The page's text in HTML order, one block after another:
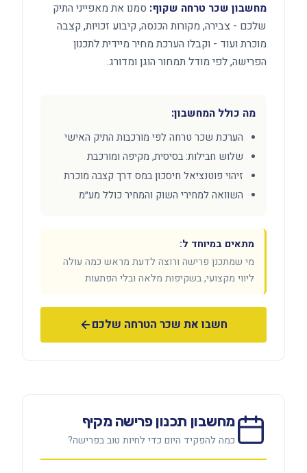
מחשבון שכר טרחה שקוף: סמנו את מאפייני התיק
שלכם - צבירה, מקורות הכנסה, קיבוע זכויות, קצבה
מוכרת ועוד - וקבלו הערכת מחיר מיידית לתכנון
הפרישה, לפי מודל תמחור הוגן ומדורג.
מה כולל המחשבון:
הערכת שכר טרחה לפי מורכבות התיק האישי
שלוש חבילות: בסיסית, מקיפה ומורכבת
זיהוי פוטנציאל חיסכון במס דרך קצבה מוכרת
השוואה למחירי השוק והמחיר כולל מע״מ
מתאים במיוחד ל:
מי שמתכנן פרישה ורוצה לדעת מראש כמה עולה
ליווי מקצועי, בשקיפות מלאה ובלי הפתעות
חשבו את שכר הטרחה שלכם
מחשבון תכנון פרישה מקיף
כמה להפקיד היום כדי לחיות טוב בפרישה?